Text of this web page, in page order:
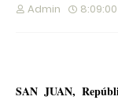
Admin 8:09:00
SAN JUAN,